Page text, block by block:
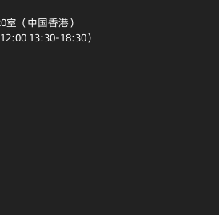
（中国香港）
13:30-18:30）